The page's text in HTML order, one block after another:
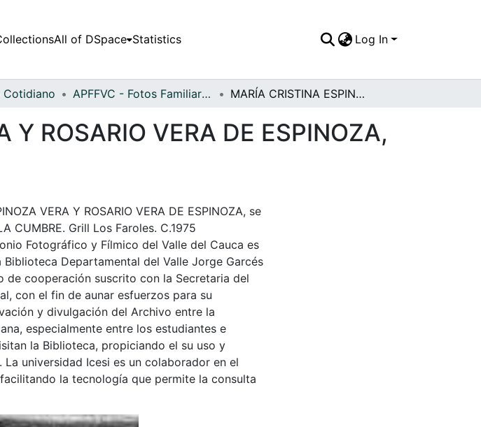
All of DSpace Statistics Log In
Cotidiano APFFVC - Fotos Familiares - Patrimonial MARÍA CRISTINA ESPINOZA VERA Y ROSARIO VERA DE ESPINOZA, se divierten en un grill
Y ROSARIO VERA DE ESPINOZA,
VERA Y ROSARIO VERA DE ESPINOZA, se
CUMBRE. Grill Los Faroles. C.1975
Fotográfico y Fílmico del Valle del Cauca es
Biblioteca Departamental del Valle Jorge Garcés
de cooperación suscrito con la Secretaria del
con el fin de aunar esfuerzos para su
y divulgación del Archivo entre la
especialmente entre los estudiantes e
la Biblioteca, propiciando el su uso y
La universidad Icesi es un colaborador en el
la tecnología que permite la consulta